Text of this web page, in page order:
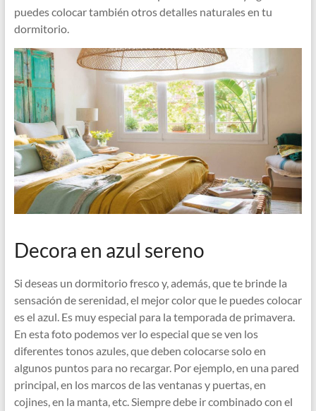
puedes colocar también otros detalles naturales en tu
dormitorio.
Decora en azul sereno
Si deseas un dormitorio fresco y, además, que te brinde la
sensación de serenidad, el mejor color que le puedes colocar
es el azul. Es muy especial para la temporada de primavera.
En esta foto podemos ver lo especial que se ven los
diferentes tonos azules, que deben colocarse solo en
algunos puntos para no recargar. Por ejemplo, en una pared
principal, en los marcos de las ventanas y puertas, en
cojines, en la manta, etc. Siempre debe ir combinado con el